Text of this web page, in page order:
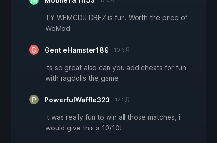
TY WEMOD!! DBFZ is fun. Worth the price of
WeMod
GentleHamster189 10 3月
its so great also can you add cheats for fun
with ragdolls the game
PowerfulWaffle323 17 2月
it was really fun to win all those matches, i
would give this a 10/10!